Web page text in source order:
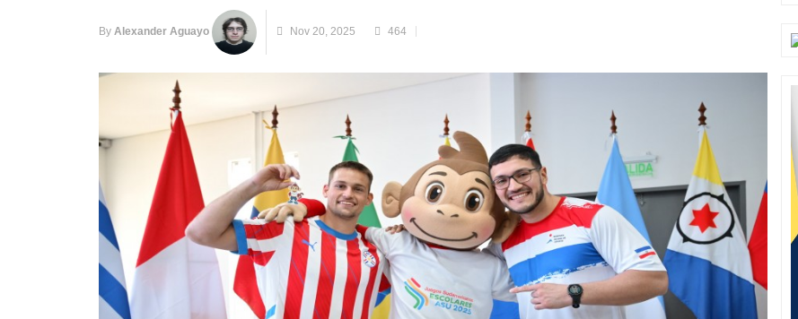
By Alexander Aguayo Nov 20, 2025 464